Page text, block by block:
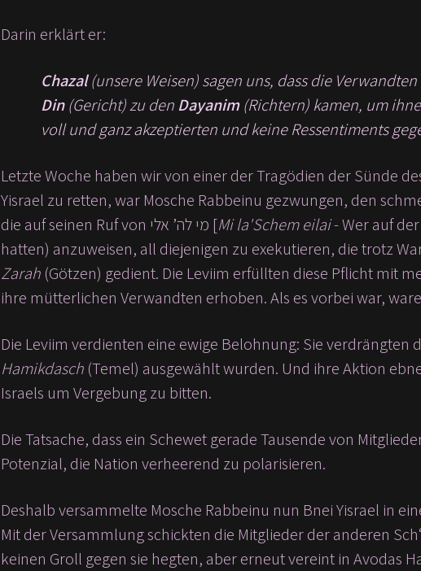
Darin erklärt er:
Chazal(unsere Weisen) sagen uns, dass die
Din(Gericht) zu denDayanim(Richtern) kamen, um
voll und ganz akzeptierten und keine Ressentiments
Letzte Woche haben wir von einer der Tragödien der Sünde
Yisrael zu retten, war Mosche Rabbeinu gezwungen, den
die auf seinen Ruf von מי לה’ אלי [Mi la'Schem eilai- Wer auf
hatten) anzuweisen, all diejenigen zu exekutieren, die trotz
Zarah(Götzen) gedient. Die Leviim erfüllten diese Pflicht mit
ihre mütterlichen Verwandten erhoben. Als es vorbei war,
Die Leviim verdienten eine ewige Belohnung: Sie
Hamikdasch(Temel) ausgewählt wurden. Und ihre Aktion
Israels um Vergebung zu bitten.
Die Tatsache, dass ein Schewet gerade Tausende von
Potenzial, die Nation verheerend zu polarisieren.
Deshalb versammelte Mosche Rabbeinu nun Bnei Yisrael in
Mit der Versammlung schickten die Mitglieder der anderen
keinen Groll gegen sie hegten, aber erneut vereint in Avodas